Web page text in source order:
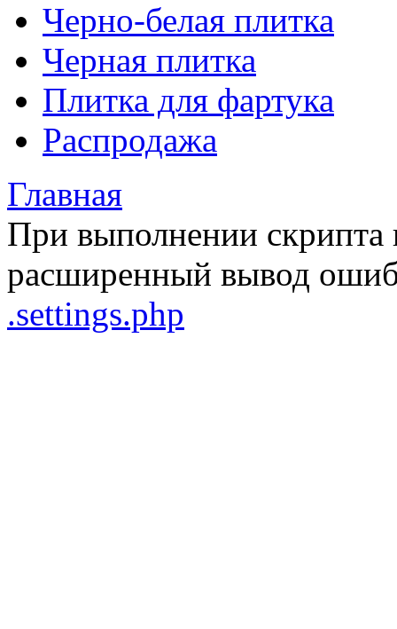
Черно-белая плитка
Черная плитка
Плитка для фартука
Распродажа
Главная
При выполнении
расширенный вывод
.settings.php